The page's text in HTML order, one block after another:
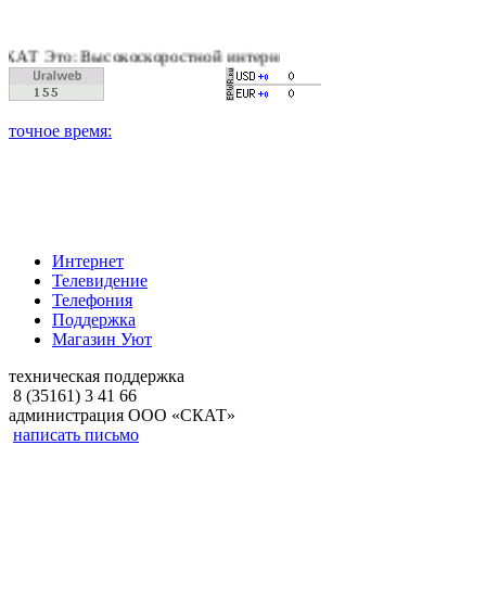
интернет, качественное цифровое и
Интернет
Телевидение
Телефония
Поддержка
Магазин Уют
техническая поддержка
8 (35161) 3 41 66
администрация ООО «СКАТ»
написать письмо